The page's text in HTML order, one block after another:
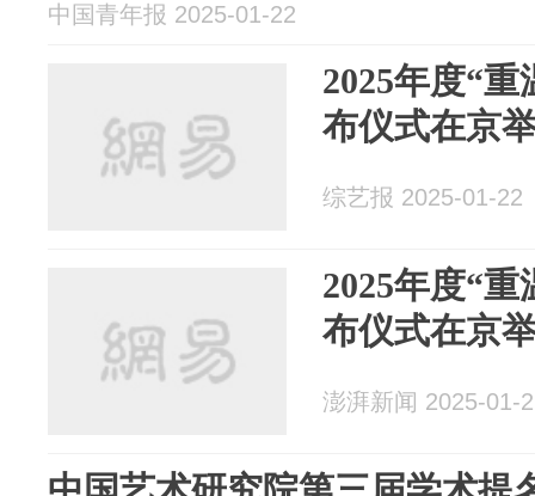
中国青年报 2025-01-22
2025年度“
布仪式在京
综艺报 2025-01-22
2025年度“
布仪式在京
澎湃新闻 2025-01-